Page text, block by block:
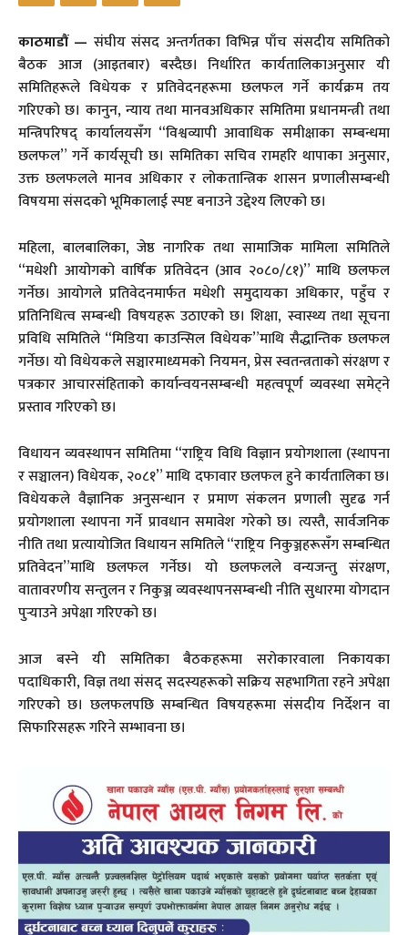
काठमाडौं — संघीय संसद अन्तर्गतका विभिन्न पाँच संसदीय समितिको
बैठक आज (आइतबार) बस्दैछ। निर्धारित कार्यतालिकाअनुसार यी
समितिहरूले विधेयक र प्रतिवेदनहरूमा छलफल गर्ने कार्यक्रम तय
गरिएको छ। कानुन, न्याय तथा मानवअधिकार समितिमा प्रधानमन्त्री तथा
मन्त्रिपरिषद् कार्यालयसँग “विश्वव्यापी आवाधिक समीक्षाका सम्बन्धमा
छलफल” गर्ने कार्यसूची छ। समितिका सचिव रामहरि थापाका अनुसार,
उक्त छलफलले मानव अधिकार र लोकतान्त्रिक शासन प्रणालीसम्बन्धी
विषयमा संसदको भूमिकालाई स्पष्ट बनाउने उद्देश्य लिएको छ।
महिला, बालबालिका, जेष्ठ नागरिक तथा सामाजिक मामिला समितिले
“मधेशी आयोगको वार्षिक प्रतिवेदन (आव २०८०/८१)” माथि छलफल
गर्नेछ। आयोगले प्रतिवेदनमार्फत मधेशी समुदायका अधिकार, पहुँच र
प्रतिनिधित्व सम्बन्धी विषयहरू उठाएको छ। शिक्षा, स्वास्थ्य तथा सूचना
प्रविधि समितिले “मिडिया काउन्सिल विधेयक”माथि सैद्धान्तिक छलफल
गर्नेछ। यो विधेयकले सञ्चारमाध्यमको नियमन, प्रेस स्वतन्त्रताको संरक्षण र
पत्रकार आचारसंहिताको कार्यान्वयनसम्बन्धी महत्वपूर्ण व्यवस्था समेट्ने
प्रस्ताव गरिएको छ।
विधायन व्यवस्थापन समितिमा “राष्ट्रिय विधि विज्ञान प्रयोगशाला (स्थापना
र सञ्चालन) विधेयक, २०८१” माथि दफावार छलफल हुने कार्यतालिका छ।
विधेयकले वैज्ञानिक अनुसन्धान र प्रमाण संकलन प्रणाली सुदृढ गर्न
प्रयोगशाला स्थापना गर्ने प्रावधान समावेश गरेको छ। त्यस्तै, सार्वजनिक
नीति तथा प्रत्यायोजित विधायन समितिले “राष्ट्रिय निकुञ्जहरूसँग सम्बन्धित
प्रतिवेदन”माथि छलफल गर्नेछ। यो छलफलले वन्यजन्तु संरक्षण,
वातावरणीय सन्तुलन र निकुञ्ज व्यवस्थापनसम्बन्धी नीति सुधारमा योगदान
पुर्‍याउने अपेक्षा गरिएको छ।
आज बस्ने यी समितिका बैठकहरूमा सरोकारवाला निकायका
पदाधिकारी, विज्ञ तथा संसद् सदस्यहरूको सक्रिय सहभागिता रहने अपेक्षा
गरिएको छ। छलफलपछि सम्बन्धित विषयहरूमा संसदीय निर्देशन वा
सिफारिसहरू गरिने सम्भावना छ।